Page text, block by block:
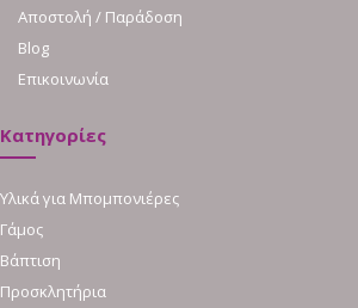
Αποστολή / Παράδοση
Blog
Επικοινωνία
Κατηγορίες
Υλικά για Μπομπονιέρες
Γάμος
Βάπτιση
Προσκλητήρια